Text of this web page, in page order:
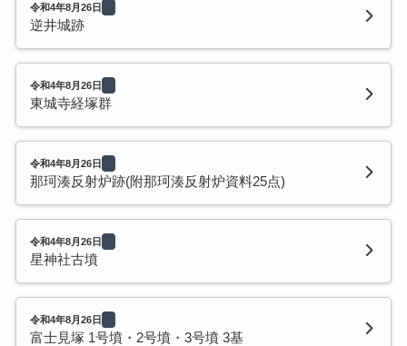
令和4年8月26日
逆井城跡
令和4年8月26日
東城寺経塚群
令和4年8月26日
那珂湊反射炉跡(附那珂湊反射炉資料25点)
令和4年8月26日
星神社古墳
令和4年8月26日
富士見塚 1号墳・2号墳・3号墳 3基